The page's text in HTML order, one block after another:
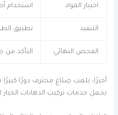
اختيار المواد استخدام
التنفيذ تطبيق
الفحص النهائي التأكد من
أخيرًا، يلعب صِبَاغ محترف دورًا
يجعل خدمات تركيب الدهانات الخيار